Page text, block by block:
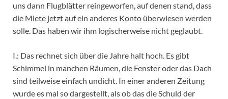
uns dann Flugblätter reingeworfen, auf denen stand, dass
die Miete jetzt auf ein anderes Konto überwiesen werden
solle. Das haben wir ihm logischerweise nicht geglaubt.
I.: Das rechnet sich über die Jahre halt hoch. Es gibt
Schimmel in manchen Räumen, die Fenster oder das Dach
sind teilweise einfach undicht. In einer anderen Zeitung
wurde es mal so dargestellt, als ob das die Schuld der